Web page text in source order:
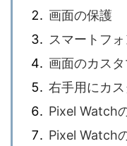
画面の保護
スマートフ
画面のカス
右手用にカ
Pixel Watch
Pixel Watch